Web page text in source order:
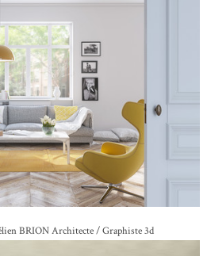
BRION Architecte / Graphiste 3d